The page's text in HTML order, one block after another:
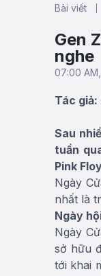
Bài viết
Gen
nghe
07:00
Tác giả:
Sau
tuần
Pink
Ngày
nhất là
Ngày
Ngày
sở hữu
tới khai